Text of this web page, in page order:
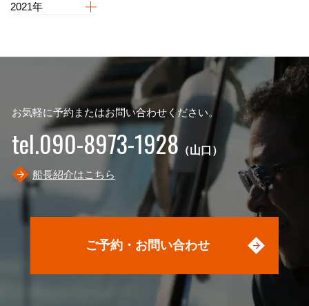
2021年
お気軽に予約またはお問い合わせください。
tel.090-8973-1928 （山口）
船長紹介はこちら
ご予約・お問い合わせ